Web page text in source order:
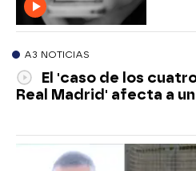
A3 NOTICIAS
El 'caso de los
Real Madrid' afecta a